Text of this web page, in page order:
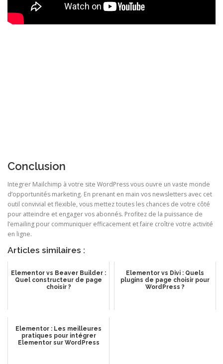
u_code=dj7i3ddc1626f1&share_item_id=7260185442107215150&share_
Conclusion
Integrer Mailchimp à votre site WordPress vous ouvre un vaste monde
d’opportunités marketing. En prenant en main vos newsletters avec cet
outil convivial et flexible, vous mettez toutes les chances de votre côté
pour atteindre et engager vos abonnés. Profitez de la puissance de
l’emailing pour communiquer efficacement et faire croître votre activité
en ligne.
Articles similaires :
Elementor vs Beaver Builder :
Quel constructeur de page
choisir ?
Elementor vs Divi : Quels
plugins de page choisir pour
WordPress ?
Elementor : Les meilleures
pratiques pour intégrer
Elementor sur WordPress